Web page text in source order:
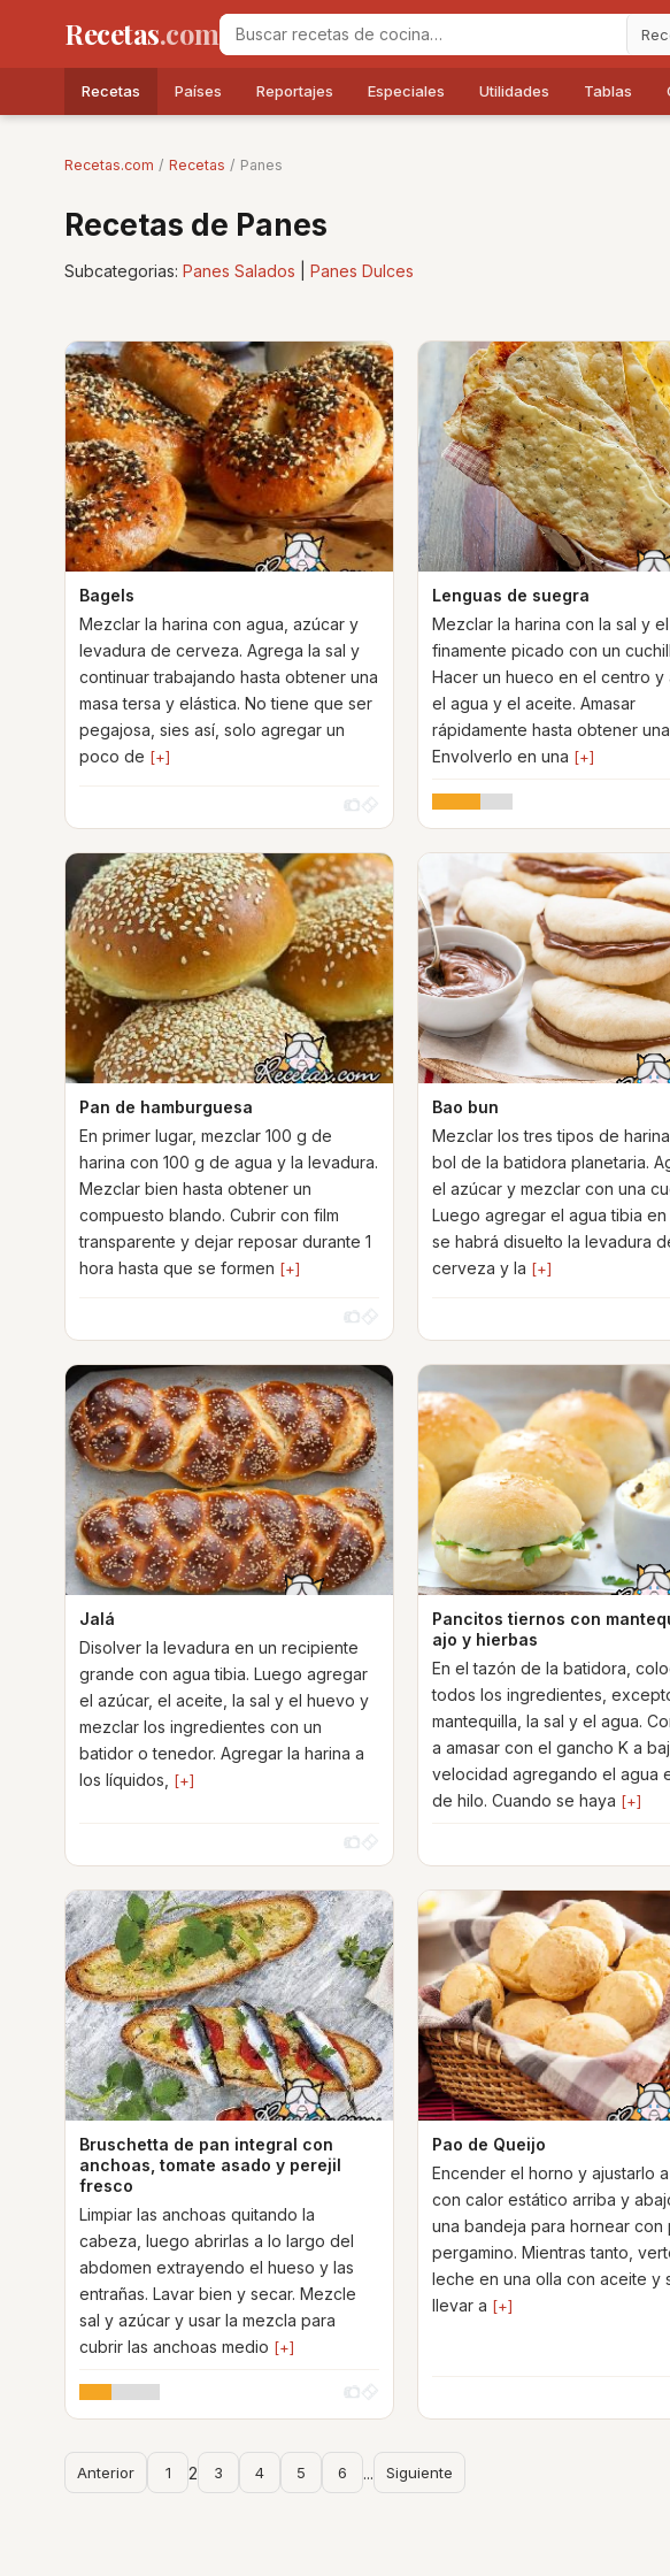
Recetas.com
Recetas Países Reportajes Especiales Utilidades Tablas
Recetas.com / Recetas / Panes
Recetas de Panes
Subcategorias: Panes Salados Panes Dulces
Bagels
Mezclar la harina con agua, azúcar y
levadura de cerveza. Agrega la sal y
continuar trabajando hasta obtener una
masa tersa y elástica. No tiene que ser
pegajosa, sies así, solo agregar un
poco de [+]
Lenguas de suegra
Mezclar la harina con la sal y
finamente picado con un
Hacer un hueco en el centro y
el agua y el aceite. Amasar
rápidamente hasta obtener
Envolverlo en una [+]
Pan de hamburguesa
En primer lugar, mezclar 100 g de
harina con 100 g de agua y la levadura.
Mezclar bien hasta obtener un
compuesto blando. Cubrir con film
transparente y dejar reposar durante 1
hora hasta que se formen [+]
Bao bun
Mezclar los tres tipos de
bol de la batidora planetaria.
el azúcar y mezclar con una
Luego agregar el agua tibia en
se habrá disuelto la levadura
cerveza y la [+]
Jalá
Disolver la levadura en un recipiente
grande con agua tibia. Luego agregar
el azúcar, el aceite, la sal y el huevo y
mezclar los ingredientes con un
batidor o tenedor. Agregar la harina a
los líquidos, [+]
Pancitos tiernos con
ajo y hierbas
En el tazón de la batidora,
todos los ingredientes,
mantequilla, la sal y el agua.
a amasar con el gancho K a
velocidad agregando el agua
de hilo. Cuando se haya [+]
Bruschetta de pan integral con
anchoas, tomate asado y perejil
fresco
Limpiar las anchoas quitando la
cabeza, luego abrirlas a lo largo del
abdomen extrayendo el hueso y las
entrañas. Lavar bien y secar. Mezcle
sal y azúcar y usar la mezcla para
cubrir las anchoas medio [+]
Pao de Queijo
Encender el horno y ajustarlo a
con calor estático arriba y
una bandeja para hornear con
pergamino. Mientras tanto,
leche en una olla con aceite y
llevar a [+]
Anterior 1 2 3 4 5 6 ... Siguiente